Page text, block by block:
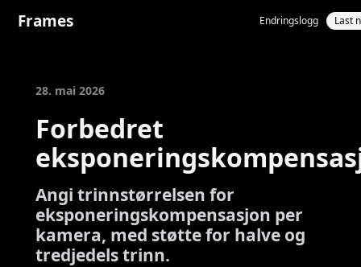
Frames Endringslogg Last
28. mai 2026
Forbedret
Angi trinnstørrelsen for
eksponeringskompensasjon per
kamera, med støtte for halve og
tredjedels trinn.